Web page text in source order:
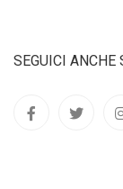
SEGUICI ANCHE